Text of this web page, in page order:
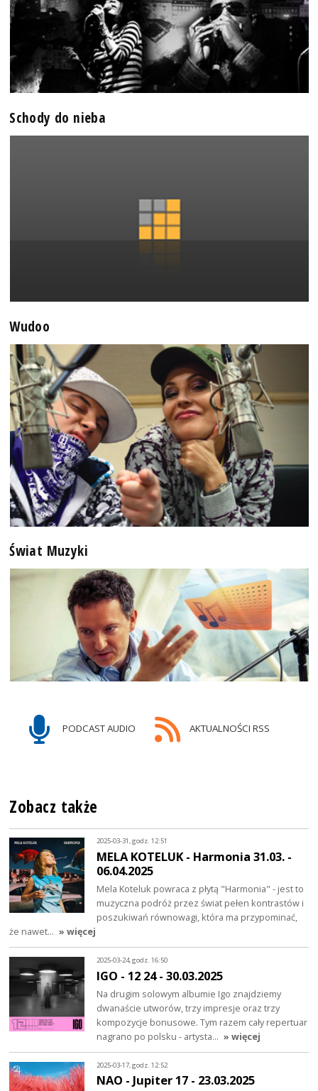
Schody do nieba
Wudoo
Świat Muzyki
PODCAST AUDIO AKTUALNOŚCI RSS
Zobacz także
2025-03-31, godz. 12:51
MELA KOTELUK - Harmonia 31.03. -
06.04.2025
Mela Koteluk powraca z płytą "Harmonia" - jest to
muzyczna podróż przez świat pełen kontrastów i
poszukiwań równowagi, która ma przypominać,
że nawet… » więcej
2025-03-24, godz. 16:50
IGO - 12 24 - 30.03.2025
Na drugim solowym albumie Igo znajdziemy
dwanaście utworów, trzy impresje oraz trzy
kompozycje bonusowe. Tym razem cały repertuar
nagrano po polsku - artysta… » więcej
2025-03-17, godz. 12:52
NAO - Jupiter 17 - 23.03.2025